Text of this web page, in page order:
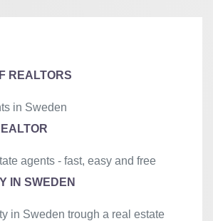
REALTORS
in Sweden
agents - fast, easy and free
IN SWEDEN
in Sweden trough a real estate